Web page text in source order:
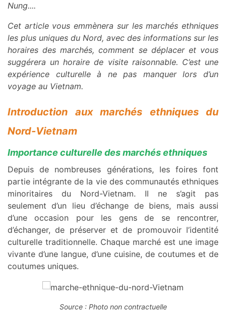
Nung....
Cet article vous emmènera sur les marchés ethniques
les plus uniques du Nord, avec des informations sur les
horaires des marchés, comment se déplacer et vous
suggérera un horaire de visite raisonnable. C’est une
expérience culturelle à ne pas manquer lors d’un
voyage au Vietnam.
Introduction aux marchés ethniques du
Nord-Vietnam
Importance culturelle des marchés ethniques
Depuis de nombreuses générations, les foires font
partie intégrante de la vie des communautés ethniques
minoritaires du Nord-Vietnam. Il ne s’agit pas
seulement d’un lieu d’échange de biens, mais aussi
d’une occasion pour les gens de se rencontrer,
d’échanger, de préserver et de promouvoir l’identité
culturelle traditionnelle. Chaque marché est une image
vivante d’une langue, d’une cuisine, de coutumes et de
coutumes uniques.
Source : Photo non contractuelle